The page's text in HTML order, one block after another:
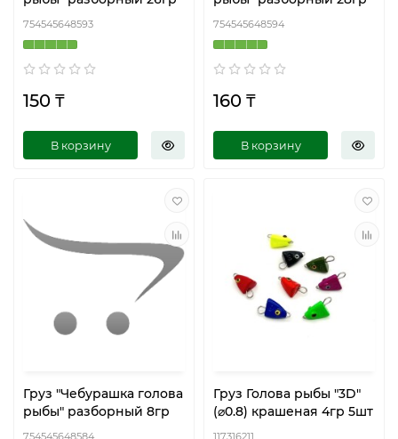
754545648593
150 ₸
В корзину
754545648594
160 ₸
В корзину
Груз "Чебурашка голова
рыбы" разборный 8гр
754545648584
Груз Голова рыбы "3D"
(⌀0.8) крашеная 4гр 5шт
117316211